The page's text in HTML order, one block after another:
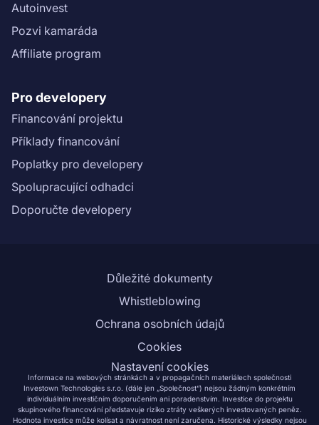
Autoinvest
Pozvi kamaráda
Affiliate program
Pro developery
Financování projektu
Příklady financování
Poplatky pro developery
Spolupracující odhadci
Doporučte developery
Důležité dokumenty
Whistleblowing
Ochrana osobních údajů
Cookies
Nastavení cookies
Informace na webových stránkách a v propagačních materiálech společnosti
Investown Technologies s.r.o. (dále jen „Společnost“) nejsou žádným konkrétním
individuálním investičním doporučením ani poradenstvím. Investice do projektu
skupinového financování představuje riziko ztráty veškerých investovaných peněz.
Hodnota investice může kolísat a návratnost není zaručena. Historické výsledky nejsou